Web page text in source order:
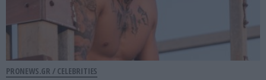
PRONEWS.GR / CELEBRITIES